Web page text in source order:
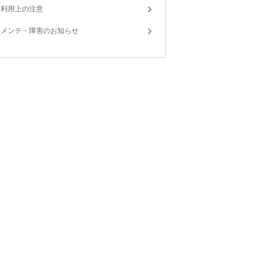
利用上の注意
メンテ・障害のお知らせ